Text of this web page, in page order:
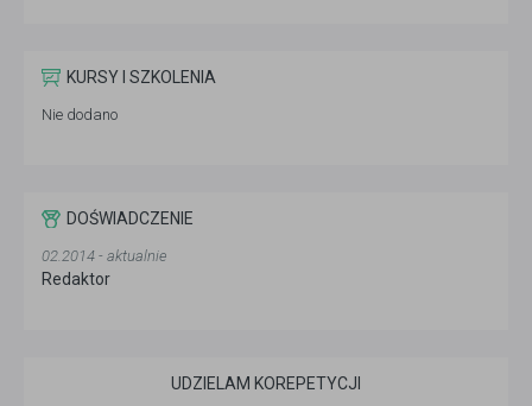
KURSY I SZKOLENIA
Nie dodano
DOŚWIADCZENIE
02.2014 - aktualnie
Redaktor
UDZIELAM KOREPETYCJI